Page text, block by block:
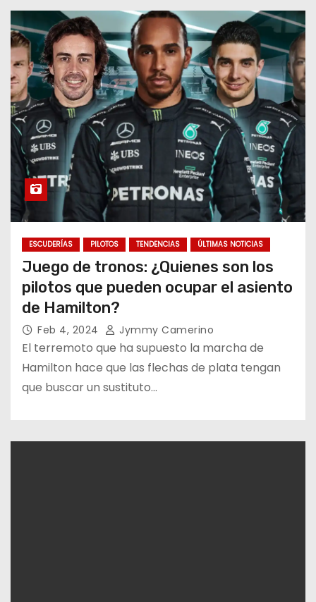
ESCUDERÍAS PILOTOS TENDENCIAS ÚLTIMAS NOTICIAS
Juego de tronos: ¿Quienes son los
pilotos que pueden ocupar el asiento
de Hamilton?
Feb 4, 2024 Jymmy Camerino
El terremoto que ha supuesto la marcha de
Hamilton hace que las flechas de plata tengan
que buscar un sustituto…